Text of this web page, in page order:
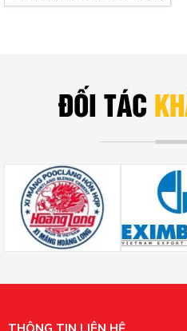
thường xuyên. Bồn...
ĐỐI TÁC
THÔNG TIN LIÊN HỆ